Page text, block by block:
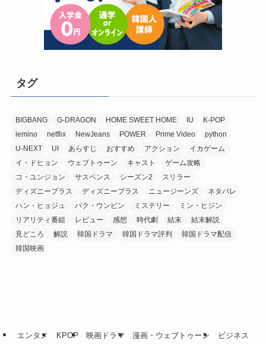
タグ
BIGBANG G-DRAGON HOME SWEET HOME IU
K-POP
lemino
netflix NewJeans POWER Prime Video
python
U-NEXT
UI あらすじ おすすめ アクション
イカゲーム
イ・ドヒョン
ウェブトゥーン キャスト
ゲーム攻略
コ・ユンジョン
サスペンス シーズン2
スリラー
ディズニープラス
ディズニープラス ニュージーンズ
ネタバレ
ハン・ヒョジュ
パク・ウンビン ミステリー
ミン・ヒジン
リアリティ番組
レビュー 感想 時代劇 結末
結末解説
見どころ
解説 韓国ドラマ 韓国ドラマ評判
韓国ドラマ配信
韓国映画
エンタメ KPOP 映画ドラマ 漫画・ウェブトゥーン ビジネス